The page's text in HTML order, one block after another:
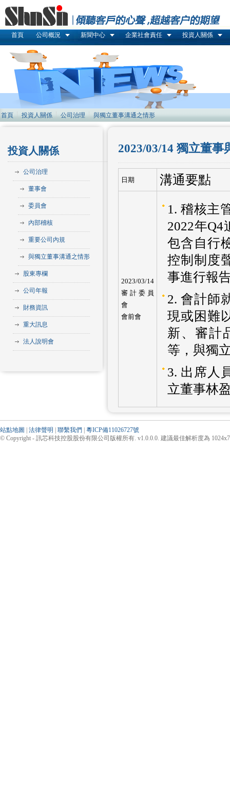
首頁 公司概況 新聞中心 企業社會責任 投資人關係
首頁 投資人關係 公司治理 與獨立董事溝通之情形
投資人關係
公司治理
董事會
委員會
內部稽核
重要公司內規
與獨立董事溝通之情形
股東專欄
公司年報
財務資訊
重大訊息
法人說明會
2023/03/14 獨立董
日期 溝通要點
2023/03/14
審計委員
會
會前會
1. 稽核主
2022年
包含自行
控制制度
事進行報
2. 會計師
現或困難
新、審計
等，與獨
3. 出席人
立董事林
站點地圖 法律聲明 聯繫我們
粵ICP備11026727號
© Copyright - 訊芯科技控股股份有限公司版權所有. v1.0.0.0. 建議最佳解析度為